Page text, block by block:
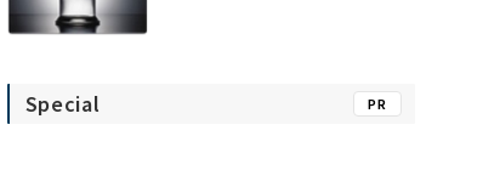
Special PR